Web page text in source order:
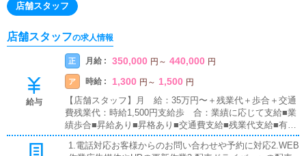
店舗スタッフ
店舗スタッフの求人情報
給与
正 月給 : 350,000 円 ～ 440,000 円
ア 時給 : 1,300 円 ～ 1,500 円
【店舗スタッフ】月 給：35万円〜＋残業代＋歩合＋交通
費残業代：時給1,500円支給歩 合：業績に応じて支給■業
績歩合■昇給あり■昇格あり■交通費支給■残業代支給■有給
休暇あり店長プロジェクト★入社して最短6ヶ月で店長が
可能！店舗展開に力を入れているグループなのであなたの
1.電話対応お客様からのお問い合わせや予約に対応2.WEB